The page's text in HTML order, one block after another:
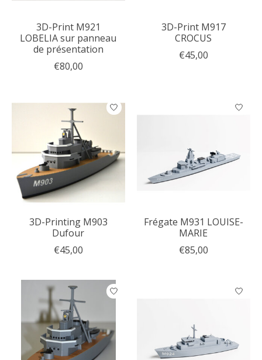
3D-Print M921
LOBELIA sur panneau
de présentation
€80,00
3D-Print M917
CROCUS
€45,00
3D-Printing M903
Dufour
€45,00
Frégate M931 LOUISE-
MARIE
€85,00